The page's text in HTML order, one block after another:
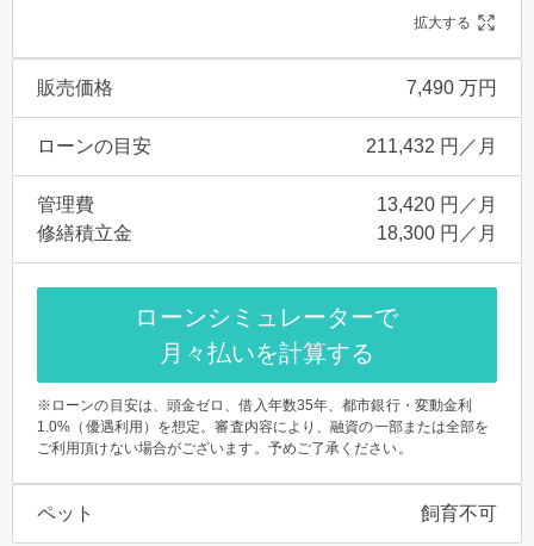
拡大する
販売価格 7,490 万円
ローンの目安 211,432 円／月
管理費
13,420 円／月
修繕積立金
18,300 円／月
ローンシミュレーターで
月々払いを計算する
※ローンの目安は、頭金ゼロ、借入年数35年、都市銀行・変動金利
1.0%（優遇利用）を想定。審査内容により、融資の一部または全部を
ご利用頂けない場合がございます。予めご了承ください。
ペット 飼育不可